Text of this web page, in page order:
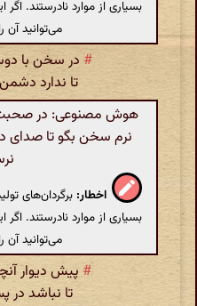
بسیاری از موارد نادرستند.
می‌توانید آن را
# در سخن با
تا ندارد
هوش مصنوعی: در صحبت
نرم سخن بگو تا صدای
اخطار: برگردان‌های
بسیاری از موارد نادرستند.
می‌توانید آن را
# پیش دیوار
تا نباشد